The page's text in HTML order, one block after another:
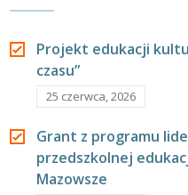
Projekt edukacji
czasu”
25 czerwca, 2026
Grant z programu
przedszkolnej
Mazowsze